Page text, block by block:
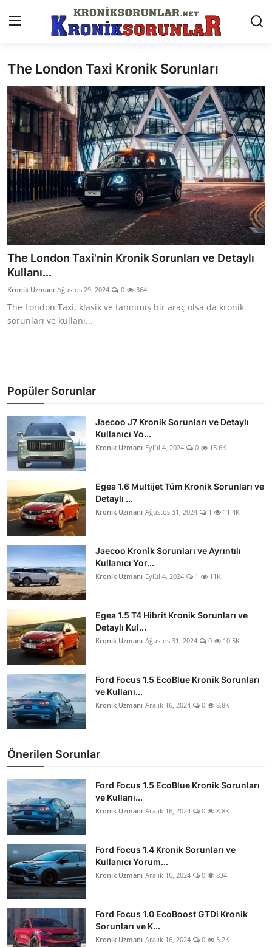
Anasayfa
Markalar
İletişim
Trafik & Cezalar
Sigorta & Kasko
Vergi & ÖTV & MTV
Muayene & Ruhsat
Sorgulamalar
İkinci El & Alım-Satım
Bakım & Arıza Çözümleri
Sürüş & Güvenlik
Lastik & Jant
Yağlar & Sıvılar
LPG & Yakıt
Elektrik & Akü
Klima & Konfor
Aydınlatma & Görüş
Şanzıman & Aktarma
Dizel Sistemler
Multimedya & Elektronik
The London Taxi Kronik Sorunları
The London Taxi'nin Kronik Sorunları ve Detaylı
Kullanı...
Kronik Uzmanı Ağustos 29, 2024 0 364
The London Taxi, klasik ve tanınmış bir araç olsa da kronik
sorunları ve kullanı...
Popüler Sorunlar
Jaecoo J7 Kronik Sorunları ve Detaylı
Kullanıcı Yo...
Kronik Uzmanı Eylül 4, 2024 0 15.6K
Egea 1.6 Multijet Tüm Kronik Sorunları ve
Detaylı ...
Kronik Uzmanı Ağustos 31, 2024 1 11.4K
Jaecoo Kronik Sorunları ve Ayrıntılı
Kullanıcı Yor...
Kronik Uzmanı Eylül 4, 2024 1 11K
Egea 1.5 T4 Hibrit Kronik Sorunları ve
Detaylı Kul...
Kronik Uzmanı Ağustos 31, 2024 0 10.5K
Ford Focus 1.5 EcoBlue Kronik Sorunları
ve Kullanı...
Kronik Uzmanı Aralık 16, 2024 0 8.8K
Önerilen Sorunlar
Ford Focus 1.5 EcoBlue Kronik Sorunları
ve Kullanı...
Kronik Uzmanı Aralık 16, 2024 0 8.8K
Ford Focus 1.4 Kronik Sorunları ve
Kullanıcı Yorum...
Kronik Uzmanı Aralık 16, 2024 0 834
Ford Focus 1.0 EcoBoost GTDi Kronik
Sorunları ve K...
Kronik Uzmanı Aralık 16, 2024 0 3.2K